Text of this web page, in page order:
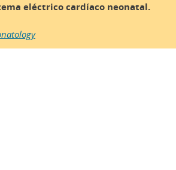
eléctrico cardíaco neonatal.